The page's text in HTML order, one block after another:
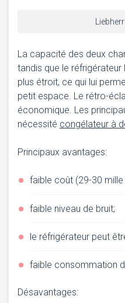
La capacité des deux
tandis que le
plus étroit, ce qui lui
petit espace. Le rétro-
économique. Les
nécessité congélateur à
Principaux avantages:
faible coût (29-30 mille
faible niveau de bruit;
le réfrigérateur peut
faible consommation
Désavantages: